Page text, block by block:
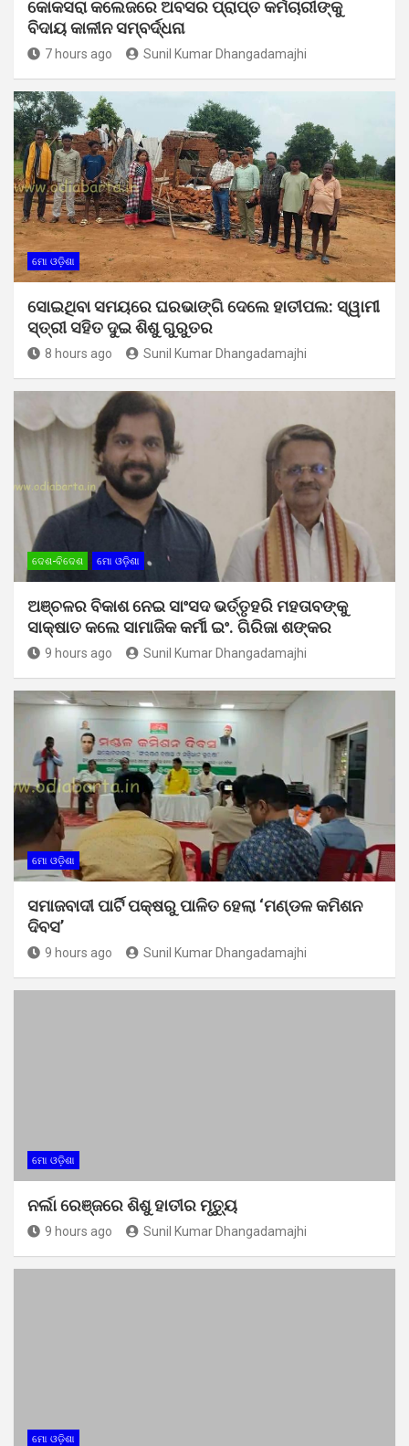
କୋକସରା କଲେଜରେ ଅବସର ପ୍ରାପ୍ତ କର୍ମଚାରୀଙ୍କୁ
ବିଦାୟ କାଳୀନ ସମ୍ବର୍ଦ୍ଧନା
7 hours ago Sunil Kumar Dhangadamajhi
ମୋ ଓଡ଼ିଶା
ସୋଇଥିବା ସମୟରେ ଘରଭାଙ୍ଗି ଦେଲେ ହାତୀପଲ: ସ୍ୱାମୀ
ସ୍ତ୍ରୀ ସହିତ ଦୁଇ ଶିଶୁ ଗୁରୁତର
8 hours ago Sunil Kumar Dhangadamajhi
ଦେଶ-ବିଦେଶ ମୋ ଓଡ଼ିଶା
ଅଞ୍ଚଳର ବିକାଶ ନେଇ ସାଂସଦ ଭର୍ତ୍ତୃହରି ମହତାବଙ୍କୁ
ସାକ୍ଷାତ କଲେ ସାମାଜିକ କର୍ମୀ ଇଂ. ଗିରିଜା ଶଙ୍କର
9 hours ago Sunil Kumar Dhangadamajhi
ମୋ ଓଡ଼ିଶା
ସମାଜବାଦୀ ପାର୍ଟି ପକ୍ଷରୁ ପାଳିତ ହେଲା ‘ମଣ୍ଡଳ କମିଶନ
ଦିବସ’
9 hours ago Sunil Kumar Dhangadamajhi
ମୋ ଓଡ଼ିଶା
ନର୍ଲା ରେଞ୍ଜରେ ଶିଶୁ ହାତୀର ମୃତ୍ୟୁ
9 hours ago Sunil Kumar Dhangadamajhi
ମୋ ଓଡ଼ିଶା